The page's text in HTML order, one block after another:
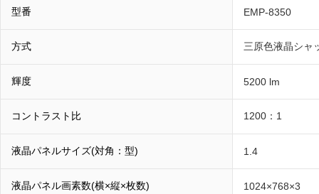
型番 EMP-8350
方式 三原色液晶シャ
輝度 5200 lm
コントラスト比 1200：1
液晶パネルサイズ(対角：型) 1.4
液晶パネル画素数(横×縦×枚数) 1024×768×3